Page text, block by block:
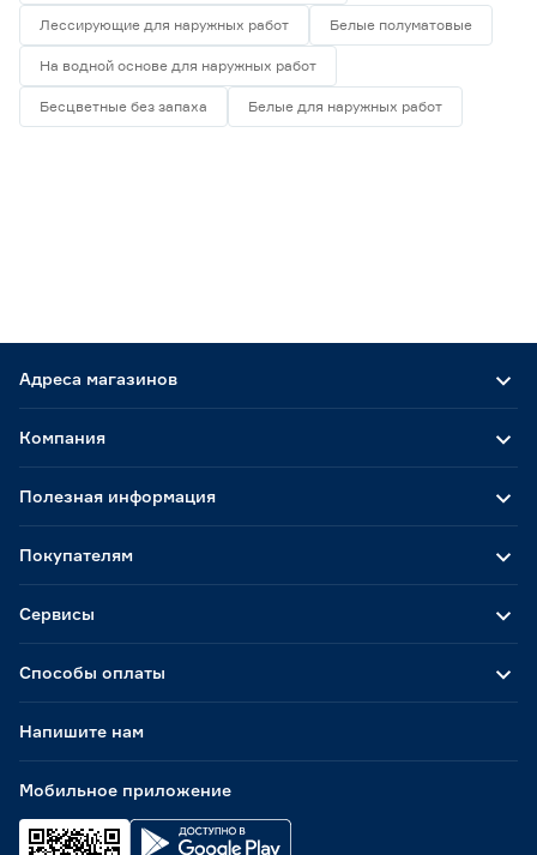
Лессирующие для наружных работ Белые полуматовые
На водной основе для наружных работ
Бесцветные без запаха Белые для наружных работ
Адреса магазинов
Способы оплаты
Мобильное приложение
Компания
Полезная информация
Покупателям
Сервисы
Напишите нам